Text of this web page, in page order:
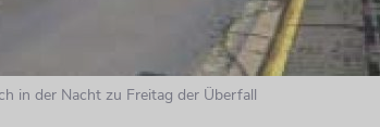
in der Nacht zu Freitag der Überfall